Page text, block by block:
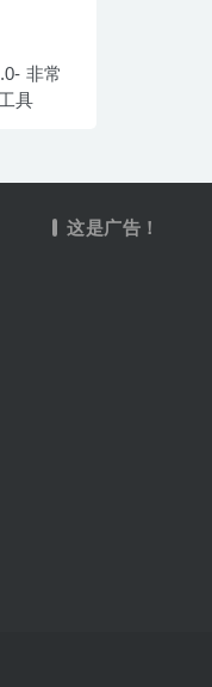
非常
具
这是广告！